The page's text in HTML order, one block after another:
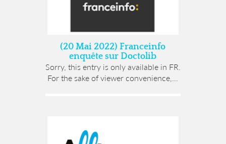
(20 Mai 2022) Franceinfo
enquête sur Doctolib
Sorry, this entry is only available in FR.
For the sake of viewer convenience,...